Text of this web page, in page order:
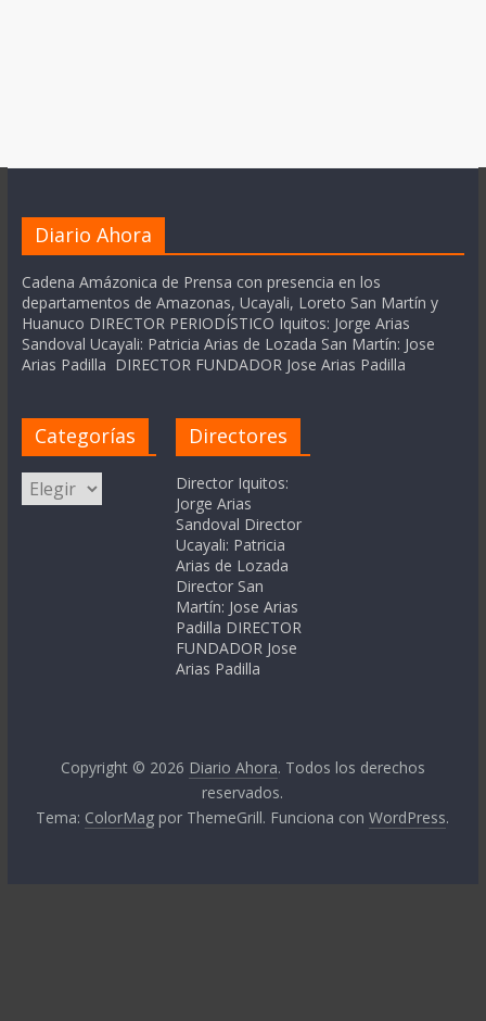
Diario Ahora
Cadena Amázonica de Prensa con presencia en los
departamentos de Amazonas, Ucayali, Loreto San Martín y
Huanuco DIRECTOR PERIODÍSTICO Iquitos: Jorge Arias
Sandoval Ucayali: Patricia Arias de Lozada San Martín: Jose
Arias Padilla DIRECTOR FUNDADOR Jose Arias Padilla
Categorías
Categorías
Directores
Director Iquitos:
Jorge Arias
Sandoval Director
Ucayali: Patricia
Arias de Lozada
Director San
Martín: Jose Arias
Padilla DIRECTOR
FUNDADOR Jose
Arias Padilla
Copyright © 2026 Diario Ahora. Todos los derechos
reservados.
Tema: ColorMag por ThemeGrill. Funciona conWordPress.